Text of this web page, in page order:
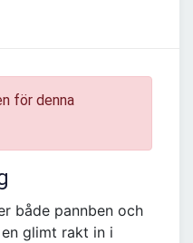
för denna
både pannben och
glimt rakt in i